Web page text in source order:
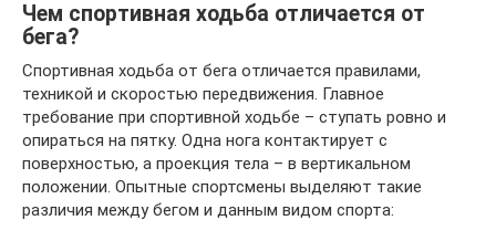
Чем спортивная ходьба отличается от
бега?
Спортивная ходьба от бега отличается правилами,
техникой и скоростью передвижения. Главное
требование при спортивной ходьбе – ступать ровно и
опираться на пятку. Одна нога контактирует с
поверхностью, а проекция тела – в вертикальном
положении. Опытные спортсмены выделяют такие
различия между бегом и данным видом спорта: